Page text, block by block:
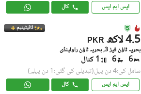
ایس ایم ایس کال
ٹائیٹینیم
PKR 4.5 لاکھ
بحریہ ٹاؤن فیز 3, بحریہ ٹاؤن راولپنڈی
6
6 1 کنال
شامل کی:4 دن پہل (تبدیلی کی گئی:1 دن پہلے)
ایس ایم ایس کال